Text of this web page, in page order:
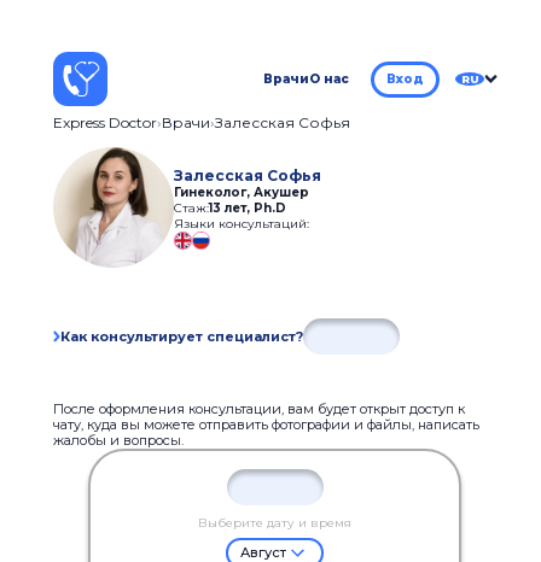
ВрачиО нас Вход RU
Express Doctor Врачи Залесская Софья
Залесская Софья
Гинеколог, Акушер
Стаж:13 лет, Ph.D
Языки консультаций:
Как консультирует специалист?
После оформления консультации, вам будет открыт доступ к
чату, куда вы можете отправить фотографии и файлы, написать
жалобы и вопросы.
Выберите дату и время
Август